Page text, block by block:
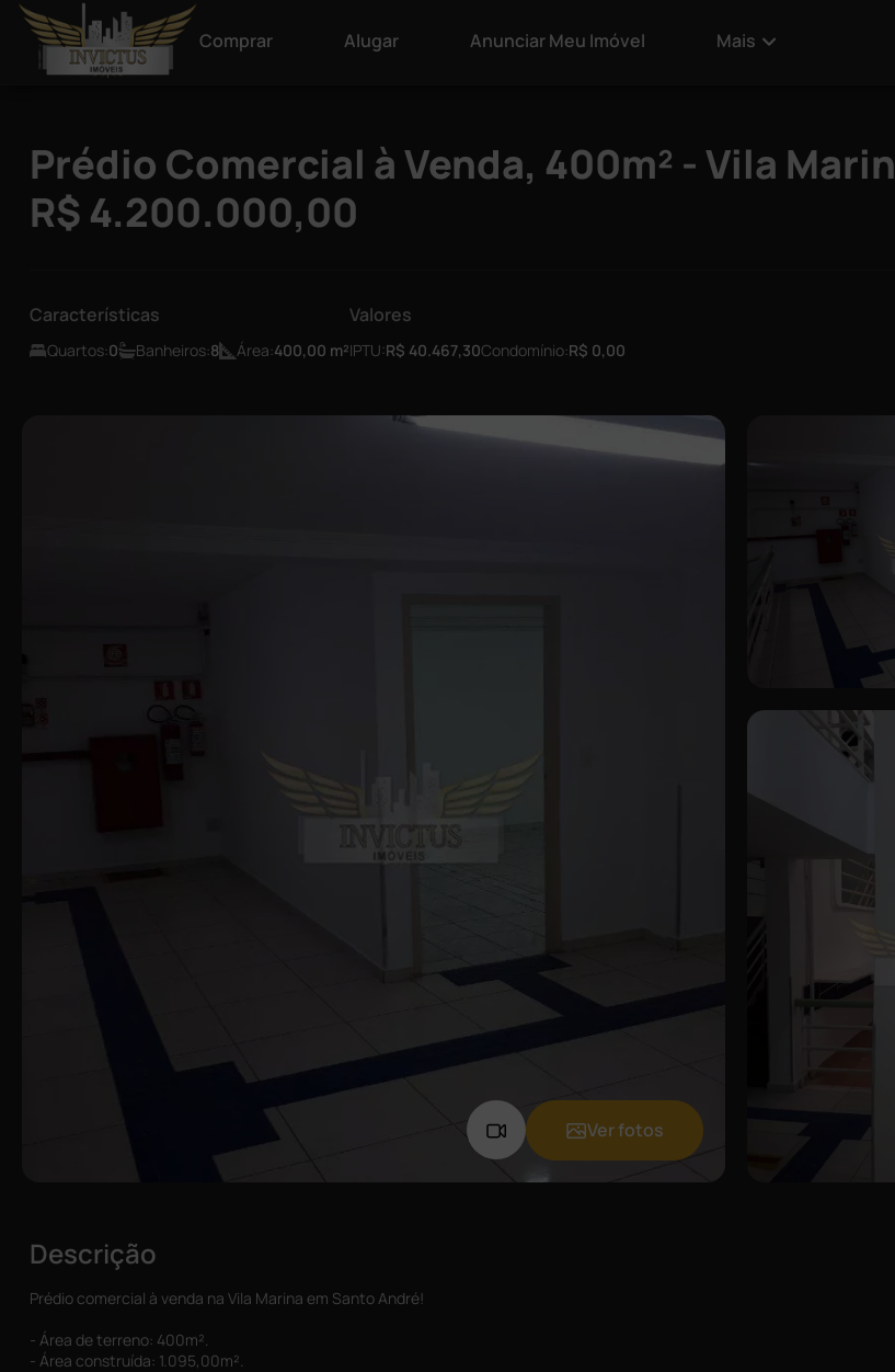
Comprar Alugar Anunciar Meu Imóvel Mais
Prédio Comercial à Venda, 400m² - Vila
R$ 4.200.000,00
Características
Quartos:0 Banheiros:8 Área:400,00 m²
Valores
IPTU:R$ 40.467,30Condomínio:R$ 0,00
Ver fotos
Descrição
Prédio comercial à venda na Vila Marina em Santo André!
- Área de terreno: 400m².
- Área construída: 1.095,00m².